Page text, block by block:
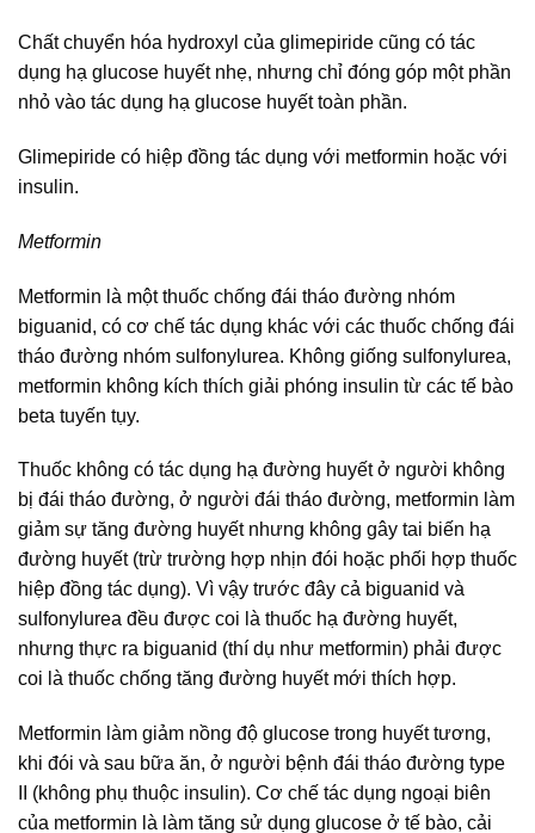
Chất chuyển hóa hydroxyl của glimepiride cũng có tác
dụng hạ glucose huyết nhẹ, nhưng chỉ đóng góp một phần
nhỏ vào tác dụng hạ glucose huyết toàn phần.
Glimepiride có hiệp đồng tác dụng với metformin hoặc với
insulin.
Metformin
Metformin là một thuốc chống đái tháo đường nhóm
biguanid, có cơ chế tác dụng khác với các thuốc chống đái
tháo đường nhóm sulfonylurea. Không giống sulfonylurea,
metformin không kích thích giải phóng insulin từ các tế bào
beta tuyến tụy.
Thuốc không có tác dụng hạ đường huyết ở người không
bị đái tháo đường, ở người đái tháo đường, metformin làm
giảm sự tăng đường huyết nhưng không gây tai biến hạ
đường huyết (trừ trường hợp nhịn đói hoặc phối hợp thuốc
hiệp đồng tác dụng). Vì vậy trước đây cả biguanid và
sulfonylurea đều được coi là thuốc hạ đường huyết,
nhưng thực ra biguanid (thí dụ như metformin) phải được
coi là thuốc chống tăng đường huyết mới thích hợp.
Metformin làm giảm nồng độ glucose trong huyết tương,
khi đói và sau bữa ăn, ở người bệnh đái tháo đường type
II (không phụ thuộc insulin). Cơ chế tác dụng ngoại biên
của metformin là làm tăng sử dụng glucose ở tế bào, cải